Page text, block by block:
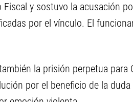
y sostuvo la acusación
por el vínculo. El
la prisión perpetua para
por el beneficio de la